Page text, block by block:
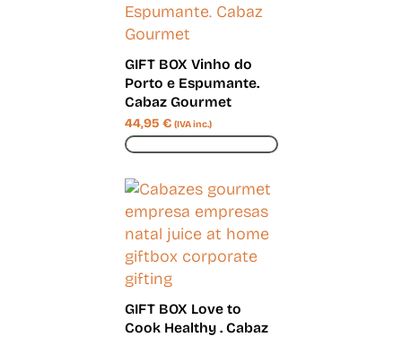
GIFT BOX Vinho do
Porto e Espumante.
Cabaz Gourmet
44,95 € (IVA inc.)
ADICIONAR
GIFT BOX Love to
Cook Healthy . Cabaz